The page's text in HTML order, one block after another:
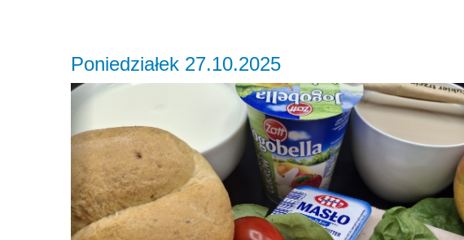
Poniedziałek 27.10.2025
Previous